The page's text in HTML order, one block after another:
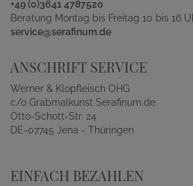
+49 (0)3641 4787520
Beratung Montag bis Freitag 10 bis 16
service@serafinum.de
ANSCHRIFT SERVICE
Werner & Klopfleisch OHG
c/o Grabmalkunst Serafinum.de
Otto-Schott-Str. 24
DE-07745 Jena - Thüringen
EINFACH BEZAHLEN